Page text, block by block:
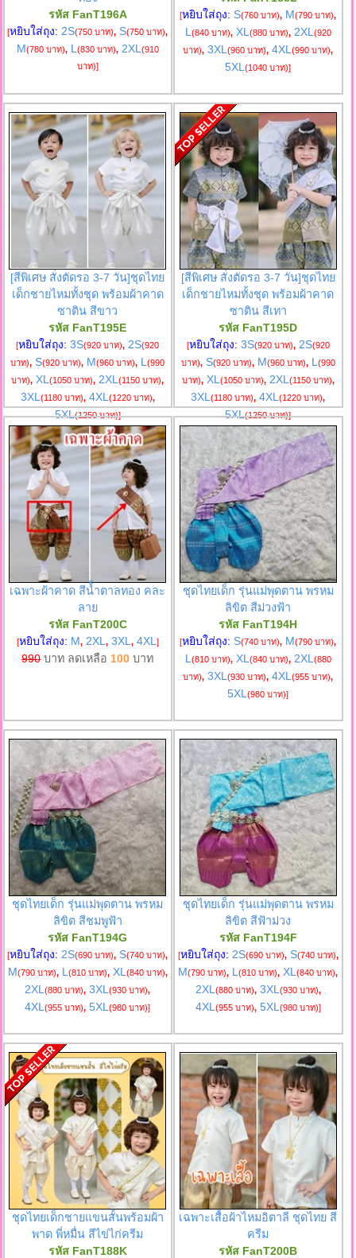
รหัส FanT196A
[หยิบใส่ถุง: 2S(750 บาท), S(750 บาท),
M(780 บาท), L (830 บาท), 2XL (910
บาท)]
[หยิบใส่ถุง: S(760 บาท), M(790 บาท),
L (840 บาท), XL (880 บาท), 2XL (920
บาท), 3XL(960 บาท), 4XL(990 บาท),
5XL(1040 บาท)]
[สีพิเศษ สั่งตัดรอ 3-7 วัน]ชุดไทย
เด็กชายไหมทั้งชุด พร้อมผ้าคาด
ซาติน สีขาว
รหัส FanT195E
[หยิบใส่ถุง:3S(920 บาท), 2S(920
บาท), S(920 บาท), M(960 บาท), L(990
บาท), XL(1050 บาท), 2XL(1150 บาท),
3XL (1180 บาท), 4XL (1220 บาท),
5XL(1250 บาท)]
[สีพิเศษ สั่งตัดรอ 3-7 วัน]ชุดไทย
เด็กชายไหมทั้งชุด พร้อมผ้าคาด
ซาติน สีเทา
รหัส FanT195D
[หยิบใส่ถุง: 3S(920 บาท), 2S(920
บาท), S(920 บาท), M(960 บาท), L (990
บาท), XL (1050 บาท), 2XL (1150 บาท),
3XL(1180 บาท), 4XL(1220 บาท),
5XL(1250 บาท)]
เฉพาะผ้าคาด สีน้้ำตาลทอง คละ
ลาย
รหัส FanT200C
[หยิบใส่ถุง: M, 2XL , 3XL , 4XL ]
990บาท ลดเหลือ 100 บาท
ชุดไทยเด็ก รุ่นแม่พุดตาน พรหม
ลิขิต สีม่วงฟ้า
รหัส FanT194H
[หยิบใส่ถุง: S(740 บาท), M(790 บาท),
L (810 บาท), XL (840 บาท), 2XL (880
บาท), 3XL(930 บาท), 4XL(955 บาท),
5XL(980 บาท)]
ชุดไทยเด็ก รุ่นแม่พุดตาน พรหม
ลิขิต สีชมพูฟ้า
รหัส FanT194G
[หยิบใส่ถุง: 2S(690 บาท), S(740 บาท),
M(790 บาท), L (810 บาท), XL (840 บาท),
2XL(880 บาท), 3XL(930 บาท),
4XL(955 บาท), 5XL(980 บาท)]
ชุดไทยเด็ก รุ่นแม่พุดตาน พรหม
ลิขิต สีฟ้าม่วง
รหัส FanT194F
[หยิบใส่ถุง: 2S(690 บาท), S(740 บาท),
M(790 บาท), L(810 บาท), XL(840 บาท),
2XL (880 บาท), 3XL (930 บาท),
4XL (955 บาท), 5XL (980 บาท)]
ชุดไทยเด็กชายแขนสั้นพร้อมผ้า
พาด พี่หมื่น สีไข่ไก่ครีม
รหัส FanT188K
เฉพาะเสื้อผ้าไหมอิตาลี ชุดไทย สี
ครีม
รหัส FanT200B